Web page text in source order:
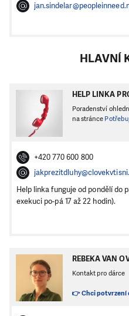
HLAVNÍ
HELP LINKA
Poradenství
na stránce
+420 770 600 800
Help linka funguje od pondělí do
exekuci po-pá 17 až 22 hodin).
REBEKA VAN
Kontakt pro dárce
👉 Chci potvrzení